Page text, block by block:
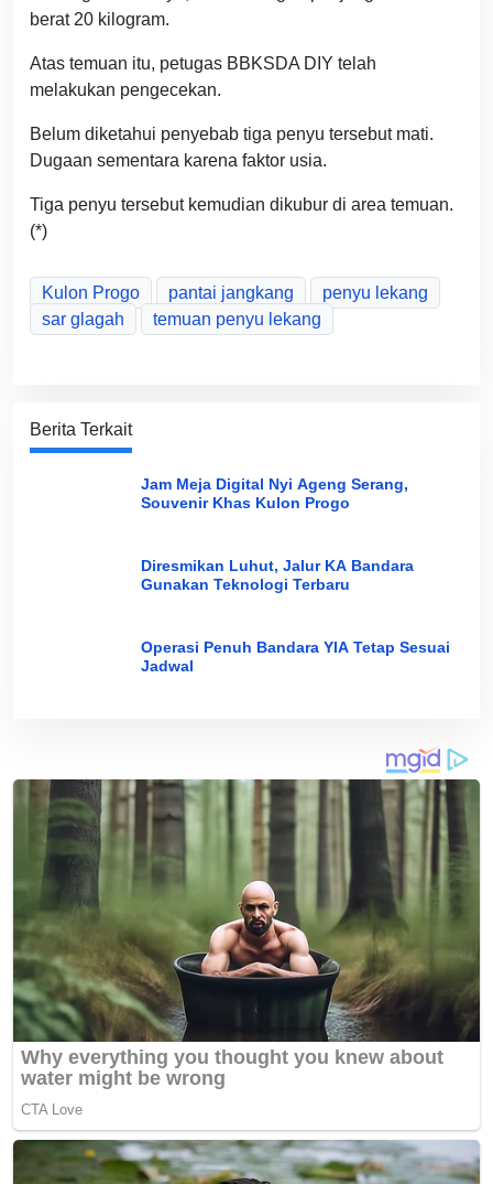
berat 20 kilogram.
Atas temuan itu, petugas BBKSDA DIY telah
melakukan pengecekan.
Belum diketahui penyebab tiga penyu tersebut mati.
Dugaan sementara karena faktor usia.
Tiga penyu tersebut kemudian dikubur di area temuan.
(*)
Kulon Progo pantai jangkang
penyu lekang
sar glagah
temuan penyu lekang
Berita Terkait
Jam Meja Digital Nyi Ageng Serang,
Souvenir Khas Kulon Progo
Diresmikan Luhut, Jalur KA Bandara
Gunakan Teknologi Terbaru
Operasi Penuh Bandara YIA Tetap Sesuai
Jadwal